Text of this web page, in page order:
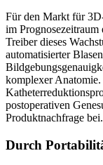
Für den Markt für
im
Treiber dieses
automatisierter
komplexer
postoperativen
Produktnachfrage bei.
Durch